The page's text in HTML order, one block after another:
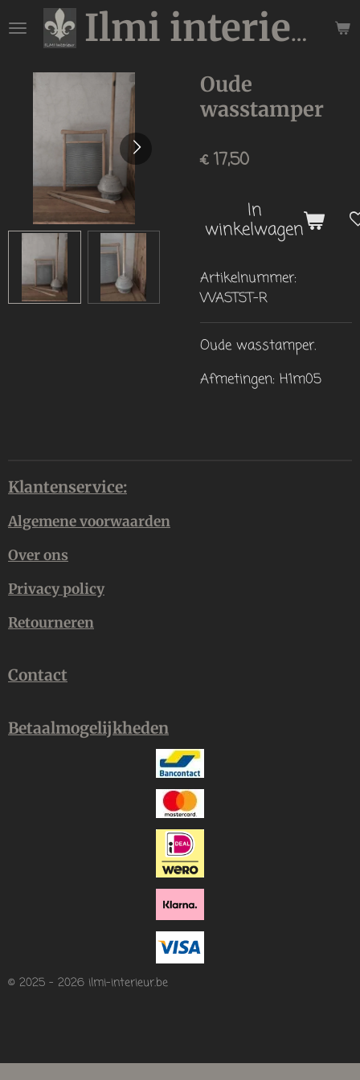
direct
Ilmi interieur
Oude
wasstamper
€ 17,50
In
winkelwagen
Artikelnummer:
WASTST-R
Oude wasstamper.
Afmetingen: H1m05
Klantenservice:
Algemene voorwaarden
Over ons
Privacy policy
Retourneren
Contact
Betaalmogelijkheden
© 2025 - 2026 ilmi-interieur.be